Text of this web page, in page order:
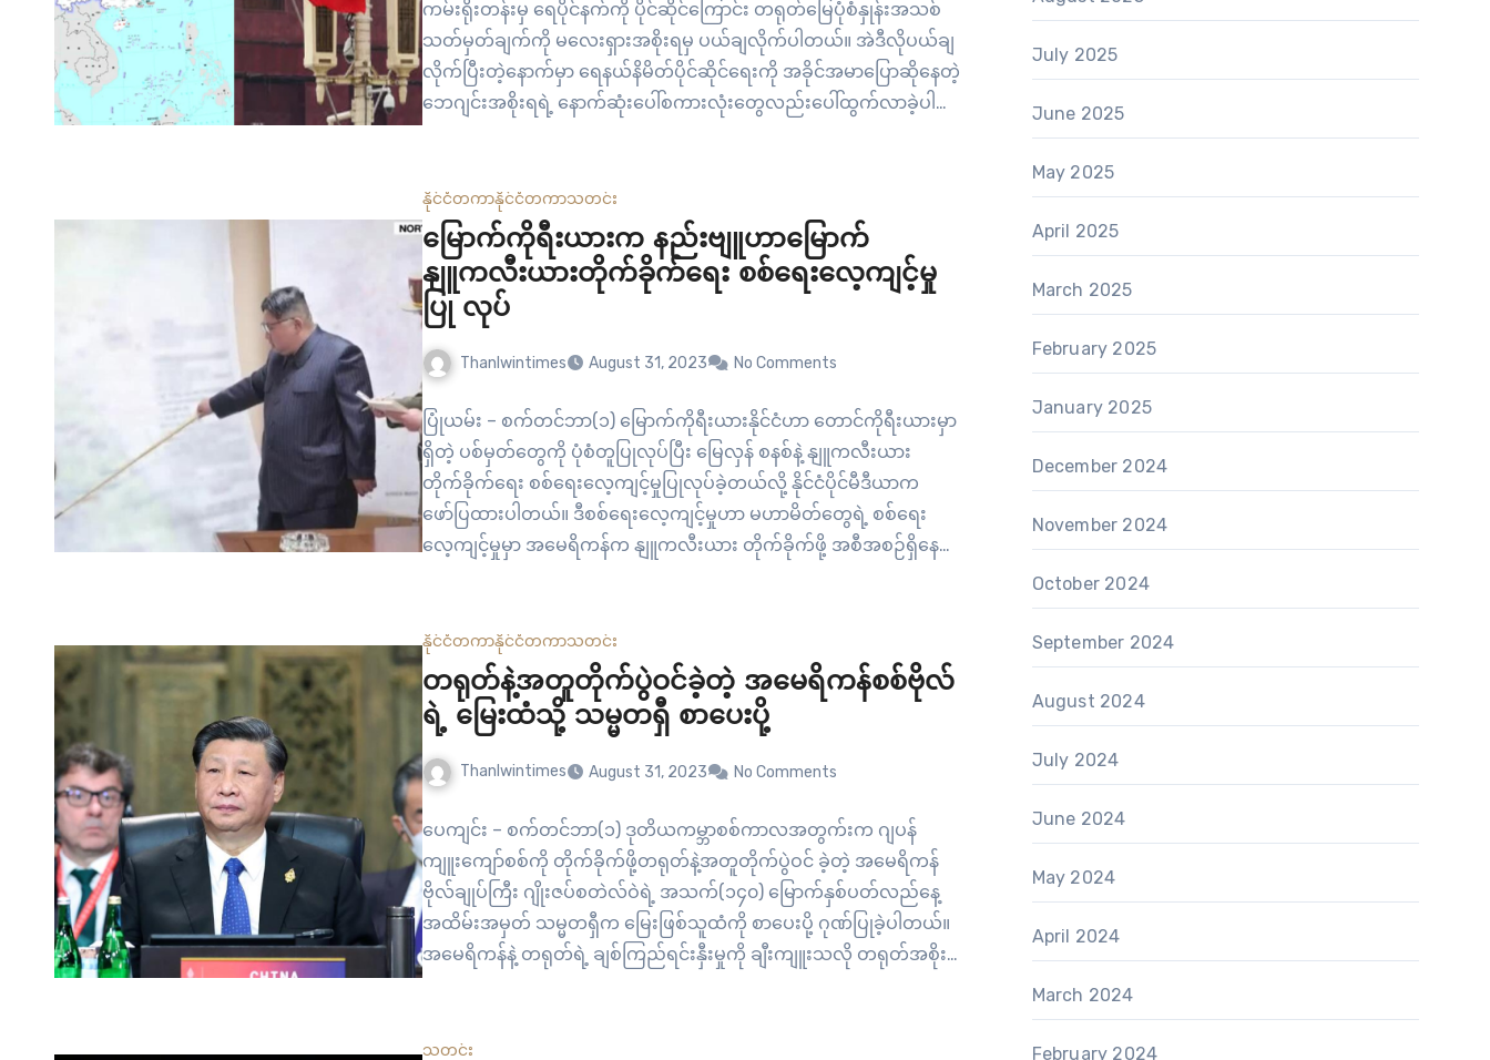
ကမ်းရိုးတန်းမှ ရေပိုင်နက်ကို ပိုင်ဆိုင်ကြောင်း တရုတ်မြေပုံစံနှုန်းအသစ်
သတ်မှတ်ချက်ကို မလေးရှားအစိုးရမှ ပယ်ချလိုက်ပါတယ်။ အဲဒီလိုပယ်ချ
လိုက်ပြီးတဲ့နောက်မှာ ရေနယ်နိမိတ်ပိုင်ဆိုင်ရေးကို အခိုင်အမာပြောဆိုနေတဲ့
ဘေဂျင်းအစိုးရရဲ့ နောက်ဆုံးပေါ်စကားလုံးတွေလည်းပေါ်ထွက်လာခဲ့ပါ
မှုပမာဏ ဒေါ်လာ ထရီလီယမ်ချီပြီး ရှာဖွေနိုင် တာလည်းဖြစ်ပါတယ်။ မ
လေးရှား၊ ဖိလစ်ပိုင်၊ ဗီယက်နမ်နဲ့ ဘရူနိုင်းတို့ဟာ…
နိုင်ငံတကာနိုင်ငံတကာသတင်း
မြောက်ကိုရီးယားက နည်းဗျူဟာမြောက်
နျူကလီးယားတိုက်ခိုက်ရေး စစ်ရေးလေ့ကျင့်မှု
ပြု လုပ်
Thanlwintimes August 31, 2023 No Comments
ပြုံယမ်း – စက်တင်ဘာ(၁) မြောက်ကိုရီးယားနိုင်ငံဟာ တောင်ကိုရီးယားမှာ
ရှိတဲ့ ပစ်မှတ်တွေကို ပုံစံတူပြုလုပ်ပြီး မြေလှန် စနစ်နဲ့ နျူကလီးယား
တိုက်ခိုက်ရေး စစ်ရေးလေ့ကျင့်မှုပြုလုပ်ခဲ့တယ်လို့ နိုင်ငံပိုင်မီဒီယာက
ဖော်ပြထားပါတယ်။ ဒီစစ်ရေးလေ့ကျင့်မှုဟာ မဟာမိတ်တွေရဲ့ စစ်ရေး
လေ့ကျင့်မှုမှာ အမေရိကန်က နျူကလီးယား တိုက်ခိုက်ဖို့ အစီအစဉ်ရှိနေတဲ့
ရှင်ကို မှန်ကန်စွာလုပ်ဆောင်နိုင်ခဲ့တယ်လို့ မြောက်ကိုရီးယား ပြည်သူ့
တပ်မတော်(KPA) ရဲ့…
နိုင်ငံတကာနိုင်ငံတကာသတင်း
တရုတ်နဲ့အတူတိုက်ပွဲဝင်ခဲ့တဲ့ အမေရိကန်စစ်ဗိုလ်
ရဲ့ မြေးထံသို့ သမ္မတရှီ စာပေးပို့
Thanlwintimes August 31, 2023 No Comments
ပေကျင်း – စက်တင်ဘာ(၁) ဒုတိယကမ္ဘာစစ်ကာလအတွက်းက ဂျပန်
ကျူးကျော်စစ်ကို တိုက်ခိုက်ဖို့တရုတ်နဲ့အတူတိုက်ပွဲဝင် ခဲ့တဲ့ အမေရိကန်
ဗိုလ်ချုပ်ကြီး ဂျိုးဇပ်စတဲလ်ဝဲရဲ့ အသက်(၁၄၀) မြောက်နှစ်ပတ်လည်နေ့
အထိမ်းအမှတ် သမ္မတရှီက မြေးဖြစ်သူထံကို စာပေးပို့ ဂုဏ်ပြုခဲ့ပါတယ်။
အမေရိကန်နဲ့ တရုတ်ရဲ့ ချစ်ကြည်ရင်းနှီးမှုကို ချီးကျူးသလို တရုတ်အစိုးရ
စာမှာ ဖော်ပြထားပါတယ်။ ဒါ့အပြင်…
သတင်း
July 2025
June 2025
May 2025
April 2025
March 2025
February 2025
January 2025
December 2024
November 2024
October 2024
September 2024
August 2024
July 2024
June 2024
May 2024
April 2024
March 2024
February 2024